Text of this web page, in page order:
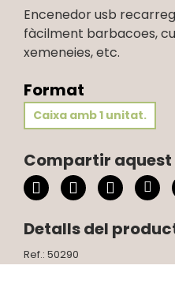
Encenedor usb
fàcilment barbacoes,
xemeneies, etc.
Format
Caixa amb 1 unitat.
Compartir
Detalls del
Ref.: 50290